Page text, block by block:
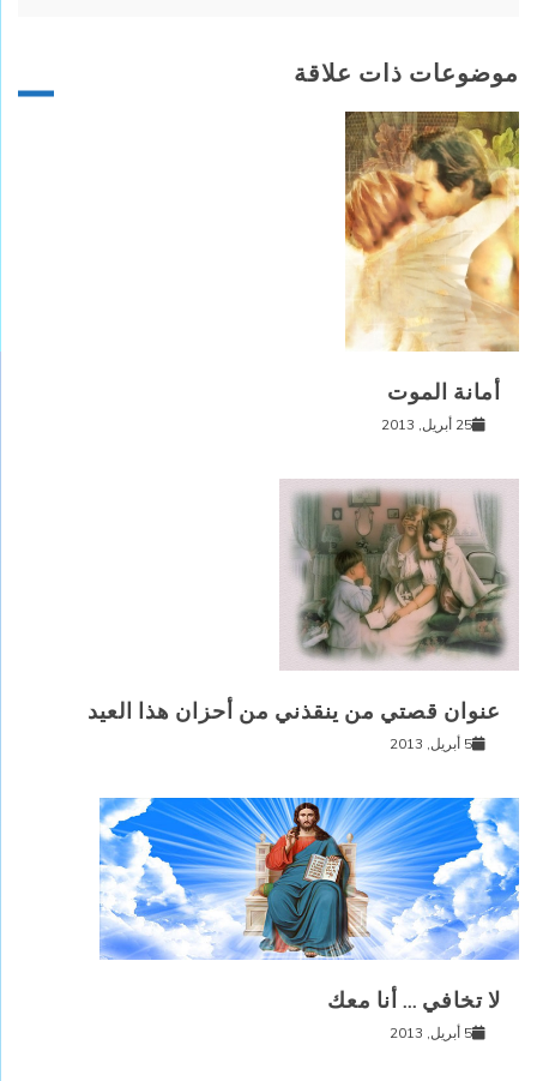
موضوعات ذات علاقة
أمانة الموت
25 أبريل, 2013
عنوان قصتي من ينقذني من أحزان هذا العيد
5 أبريل, 2013
لا تخافي … أنا معك
5 أبريل, 2013